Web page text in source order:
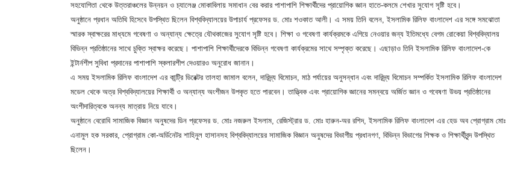
সহযোগিতা থেকে উত্তরাঞ্চলের উন্নয়ন ও চ্যালেঞ্জ মোকাবিলায় সমাধান বের করার পাশাপাশি শিক্ষার্থীদের প্রায়োগিক জ্ঞান হাতে-কলমে শেখার সুযোগ সৃষ্টি হবে।
অনুষ্ঠানে প্রধান অতিথি হিসেবে উপস্থিত ছিলেন বিশ্ববিদ্যালয়ের উপাচার্য প্রফেসর ড. মোঃ শওকাত আলী। এ সময় তিনি বলেন, ইসলামিক রিলিফ বাংলাদেশ এর সঙ্গে সমঝোতা
স্মারক স্বাক্ষরের মাধ্যমে গবেষণা ও অন্যান্য ক্ষেত্রে যৌথকাজের সুযোগ সৃষ্টি হবে। শিক্ষা ও গবেষণা কার্যক্রমকে এগিয়ে নেওয়ার জন্য ইতিমধ্যে বেগম রোকেয়া বিশ্ববিদ্যালয়
বিভিন্ন প্রতিষ্ঠানের সাথে চুক্তি স্বাক্ষর করেছে। পাশাপাশি শিক্ষার্থীদেরকে বিভিন্ন গবেষণা কার্যক্রমের সাথে সম্পৃক্ত করেছে। এছাড়াও তিনি ইসলামিক রিলিফ বাংলাদেশ-কে
ইন্টার্নশীপ সুবিধা প্রদানের পাশাপাশি স্কলারশীপ দেওয়ারও অনুরোধ জানান।
এ সময় ইসলামিক রিলিফ বাংলাদেশ এর কান্ট্রি ডিরেক্টর তালহা জামাল বলেন, দারিদ্র্য বিমোচন, মাঠ পর্যায়ের অনুসন্ধান এবং দারিদ্র্য বিমোচন সম্পর্কিত ইসলামিক রিলিফ বাংলাদেশ
মডেল থেকে অত্র বিশ্ববিদ্যালয়ের শিক্ষার্থী ও অন্যান্য অংশীজন উপকৃত হতে পারবেন। তাত্ত্বিক এবং প্রায়োগিক জ্ঞানের সমন্বয়ে অর্জিত জ্ঞান ও গবেষণা উভয় প্রতিষ্ঠানের
অংশীদারিত্বকে অনন্য মাত্রায় নিয়ে যাবে।
অনুষ্ঠানে বেরোবি সামাজিক বিজ্ঞান অনুষদের ডিন প্রফেসর ড. মোঃ নজরুল ইসলাম, রেজিস্ট্রার ড. মোঃ হারুন-অর রশিদ, ইসলামিক রিলিফ বাংলাদেশ এর হেড অব প্রোগ্রাম মোঃ
এনামুল হক সরকার, প্রোগ্রাম কো-অর্ডিনেটর শাহিনুল হাসানসহ বিশ্ববিদ্যালয়ের সামাজিক বিজ্ঞান অনুষদের বিভাগীয় প্রধানগণ, বিভিন্ন বিভাগের শিক্ষক ও শিক্ষার্থীবৃন্দ উপস্থিত
ছিলেন।